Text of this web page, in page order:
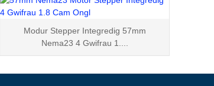
Modur Stepper Integredig 57mm
Nema23 4 Gwifrau 1....